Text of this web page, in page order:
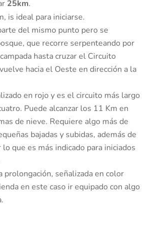
25km.
is ideal para iniciarse.
del mismo punto pero se
que recorre serpenteando por
hasta cruzar el Circuito
hacia el Oeste en dirección a la
en rojo y es el circuito más largo
Puede alcanzar los 11 Km en
de nieve. Requiere algo más de
bajadas y subidas, además de
lo que es más indicado para iniciados
prolongación, señalizada en color
en este caso ir equipado con algo